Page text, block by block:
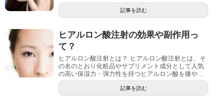
記事を読む
ヒアルロン酸注射の効果や副作用っ
て？
ヒアルロン酸注射とは？ ヒアルロン酸注射とは、そ
の名のとおり化粧品やサプリメント成分として人気
の高い保湿力・弾力性を持つヒアルロン酸を膝や...
記事を読む